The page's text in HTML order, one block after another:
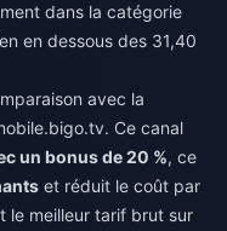
dans la catégorie
en dessous des 31,40
avec la
Ce canal
un bonus de 20 %, ce
et réduit le coût par
meilleur tarif brut sur